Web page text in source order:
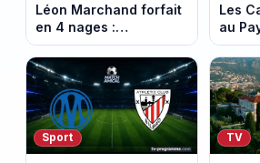
Léon Marchand forfait
en 4 nages :
découvrez son
programme de nage
aux Championnats
d'Europe
Les
au
la
Sport TV